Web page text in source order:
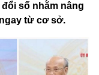
số nhằm nâng
từ cơ sở.